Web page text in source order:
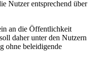
Nutzer entsprechend über
an die Öffentlichkeit
daher unter den Nutzern
ohne beleidigende